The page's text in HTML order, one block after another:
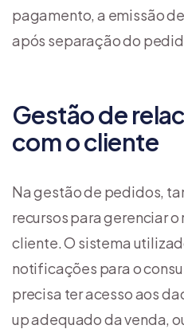
pagamento, a emissão
após separação do
Gestão de
com o cliente
Na gestão de pedidos,
recursos para gerenciar
cliente. O sistema
notificações para o
precisa ter acesso aos
up adequado da venda,